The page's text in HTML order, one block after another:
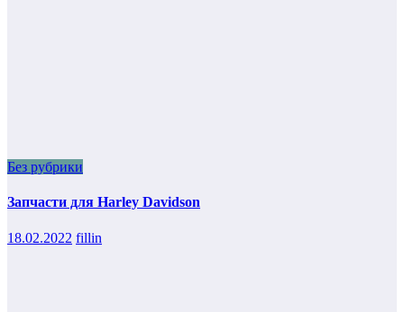
Без рубрики
Запчасти для Harley Davidson
18.02.2022 fillin